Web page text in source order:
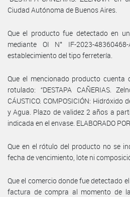
Ciudad Autónoma de Buenos Aires.
Que el producto fue detectado en
mediante OI N° IF-2023-
establecimiento del tipo ferretería.
Que el mencionado producto
rotulado: “DESTAPA CAÑERIAS.
CÁUSTICO. COMPOSICIÓN:
y Agua. Plazo de validez 2 años a
indicada en el envase. ELABORADO
Que en el rótulo del producto no se
fecha de vencimiento, lote ni
Que el comercio donde fue detectado
factura de compra al momento de